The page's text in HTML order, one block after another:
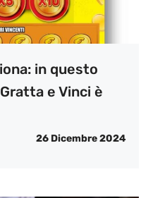
in questo
e Vinci è
26 Dicembre 2024